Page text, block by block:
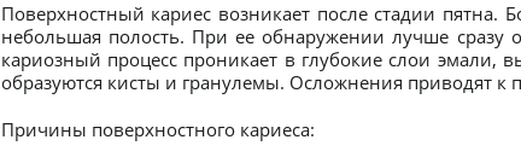
Поверхностный кариес возникает после стадии пятна.
небольшая полость. При ее обнаружении лучше сразу
кариозный процесс проникает в глубокие слои эмали,
образуются кисты и гранулемы. Осложнения приводят к
Причины поверхностного кариеса: